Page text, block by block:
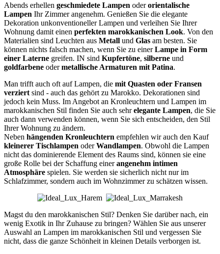
Abends erhellen geschmiedete Lampen oderorientalische
Lampen Ihr Zimmer angenehm. Genießen Sie die elegante
Dekoration unkonventioneller Lampen und verleihen Sie Ihrer
Wohnung damit einen perfekten marokkanischen Look. Von den
Materialien sind Leuchten aus Metall und Glas am besten. Sie
können nichts falsch machen, wenn Sie zu einerLampe in Form
einer Laterne greifen. IN sind Kupfertöne, silberne und
goldfarbene odermetallische Armaturen mit Patina.
Man trifft auch oft auf Lampen, die mit Quasten oder Fransen
verziert sind - auch das gehört zu Marokko. Dekorationen sind
jedoch kein Muss. Im Angebot an Kronleuchtern und Lampen im
marokkanischen Stil finden Sie auch sehrelegante Lampen, die Sie
auch dann verwenden können, wenn Sie sich entscheiden, den Stil
Ihrer Wohnung zu ändern.
Neben hängenden Kronleuchtern empfehlen wir auch den Kauf
kleinerer Tischlampen oderWandlampen. Obwohl die Lampen
nicht das dominierende Element des Raums sind, können sie eine
große Rolle bei der Schaffung einerangenehm intimen
Atmosphäre spielen. Sie werden sie sicherlich nicht nur im
Schlafzimmer, sondern auch im Wohnzimmer zu schätzen wissen.
Magst du den marokkanischen Stil? Denken Sie darüber nach, ein
wenig Exotik in Ihr Zuhause zu bringen? Wählen Sie aus unserer
Auswahl an Lampen im marokkanischen Stil und vergessen Sie
nicht, dass die ganze Schönheit in kleinen Details verborgen ist.